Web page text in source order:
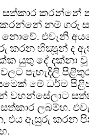
සත්කාර කරන්නේ
නම් ගරු
එවැනි
භික්‍ෂූන් ද
යුතු දේ දක්නා
පැහැදිලි
මේ ධර්ම
වහන්සේලාට
ලබම්හ.
එය ඇසුරු කරන